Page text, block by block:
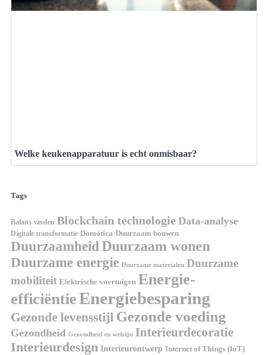
Welke keukenapparatuur is echt onmisbaar?
Tags
Balans vinden Blockchain technologie Data-analyse
Digitale transformatie Domótica Duurzaam bouwen
Duurzaamheid Duurzaam wonen
Duurzame energie Duurzame materialen Duurzame
mobiliteit Elektrische voertuigen Energie-
efficiëntieEnergiebesparing
Gezonde levensstijl Gezonde voeding
Gezondheid Gezondheid en welzijn Interieurdecoratie
Interieurdesign Interieurontwerp Internet of Things (IoT)